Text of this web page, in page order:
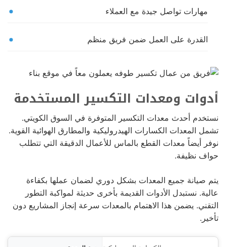
مهارات تواصل جيدة مع العملاء
القدرة على العمل ضمن فريق منظم
أدوات ومعدات التكسير المستخدمة
نستخدم أحدث معدات التكسير المتوفرة في السوق الكويتي.
تشمل المعدات الكسارات الهيدروليكية والمطارق الهوائية القوية.
نوفر أيضاً معدات القطع بالماس للأعمال الدقيقة التي تتطلب
حواف نظيفة.
يتم صيانة جميع المعدات بشكل دوري لضمان عملها بكفاءة
عالية. نستبدل الأدوات القديمة بأخرى حديثة لمواكبة التطور
التقني. يضمن هذا الاهتمام بالمعدات سرعة إنجاز المشاريع دون
تأخير.